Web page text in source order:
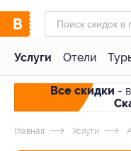
Услуги Отели
Все скидки -
Главная Услуги